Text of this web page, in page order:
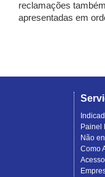
reclamações
apresentadas em
Painel
Não
Como